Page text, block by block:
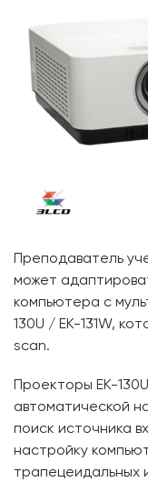
Преподаватель
может
компьютера с
130U / EK-131W,
scan.
Проекторы EK-
автоматической
поиск источника
настройку
трапецеидальных